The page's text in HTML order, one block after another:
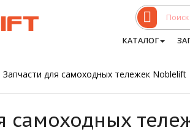
КАТАЛОГ
Запчасти для самоходных тележек Noblelift
самоходных